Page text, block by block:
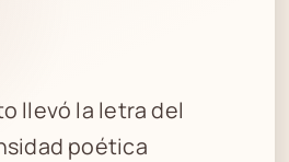
llevó la letra del
poética